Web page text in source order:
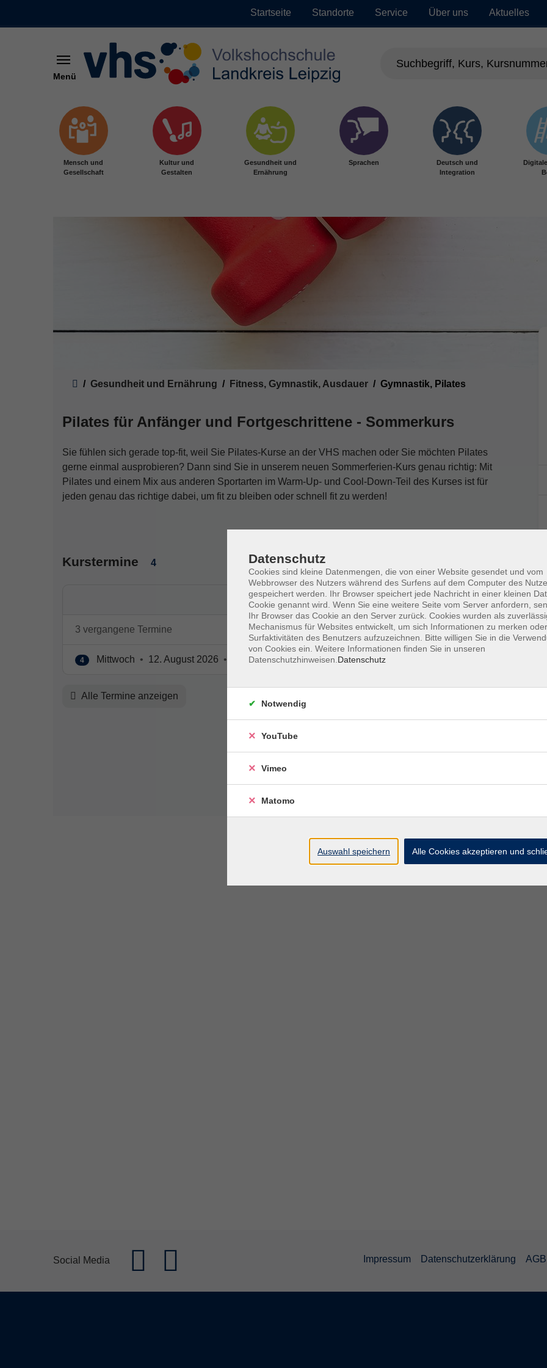
Startseite Standorte Service Über uns Aktuelles
Menü
Mensch und
Gesellschaft
Kultur und
Gestalten
Gesundheit und
Ernährung
Sprachen
Deutsch und
Integration
Gesundheit und Ernährung Fitness, Gymnastik, Ausdauer Gymnastik, Pilates
Pilates für Anfänger und Fortgeschrittene - Sommerkurs
Sie fühlen sich gerade top-fit, weil Sie Pilates-Kurse an der VHS machen oder Sie möchten Pilates
gerne einmal ausprobieren? Dann sind Sie in unserem neuen Sommerferien-Kurs genau richtig: Mit
Pilates und einem Mix aus anderen Sportarten im Warm-Up- und Cool-Down-Teil des Kurses ist für
jeden genau das richtige dabei, um fit zu bleiben oder schnell fit zu werden!
Kurstermine 4
Ort / Raum
3 vergangene Termine
4 Mittwoch • 12. August 2026 • 18:00 – 19:30 Uhr Raum 3.03
Alle Termine anzeigen
Social Media Impressum Datenschutzerklärung
Datenschutz
Cookies sind kleine Datenmengen, die von einer Website gesendet und vom
Webbrowser des Nutzers während des Surfens auf dem Computer des
gespeichert werden. Ihr Browser speichert jede Nachricht in einer kleinen
Cookie genannt wird. Wenn Sie eine weitere Seite vom Server anfordern,
Ihr Browser das Cookie an den Server zurück. Cookies wurden als
Mechanismus für Websites entwickelt, um sich Informationen zu merken
Surfaktivitäten des Benutzers aufzuzeichnen. Bitte willigen Sie in die
von Cookies ein. Weitere Informationen finden Sie in unseren
Datenschutzhinweisen. Datenschutz
Notwendig
YouTube
Vimeo
Matomo
Auswahl speichern Alle Cookies akzeptieren und